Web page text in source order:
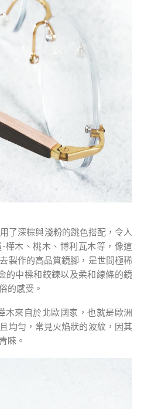
了深棕與淺粉的跳色搭配，令人
樺木、桃木、博利瓦木等，像這
製作的高品質鏡腳，是世間極稀
的中樑和鉸鍊以及柔和線條的鏡
的感受。
木來自於北歐國家，也就是歐洲
均勻，常見火焰狀的波紋，因其
睞。